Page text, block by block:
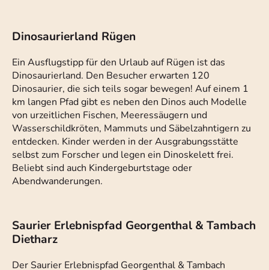
Dinosaurierland Rügen
Ein Ausflugstipp für den Urlaub auf Rügen ist das
Dinosaurierland. Den Besucher erwarten 120
Dinosaurier, die sich teils sogar bewegen! Auf einem 1
km langen Pfad gibt es neben den Dinos auch Modelle
von urzeitlichen Fischen, Meeressäugern und
Wasserschildkröten, Mammuts und Säbelzahntigern zu
entdecken. Kinder werden in der Ausgrabungsstätte
selbst zum Forscher und legen ein Dinoskelett frei.
Beliebt sind auch Kindergeburtstage oder
Abendwanderungen.
Saurier Erlebnispfad Georgenthal & Tambach
Dietharz
Der Saurier Erlebnispfad Georgenthal & Tambach